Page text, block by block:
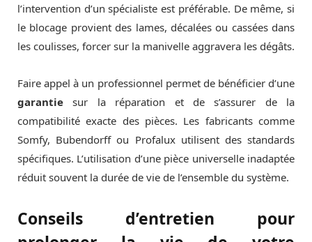
l’intervention d’un spécialiste est préférable. De même, si
le blocage provient des lames, décalées ou cassées dans
les coulisses, forcer sur la manivelle aggravera les dégâts.
Faire appel à un professionnel permet de bénéficier d’une
garantie sur la réparation et de s’assurer de la
compatibilité exacte des pièces. Les fabricants comme
Somfy, Bubendorff ou Profalux utilisent des standards
spécifiques. L’utilisation d’une pièce universelle inadaptée
réduit souvent la durée de vie de l’ensemble du système.
Conseils d’entretien pour